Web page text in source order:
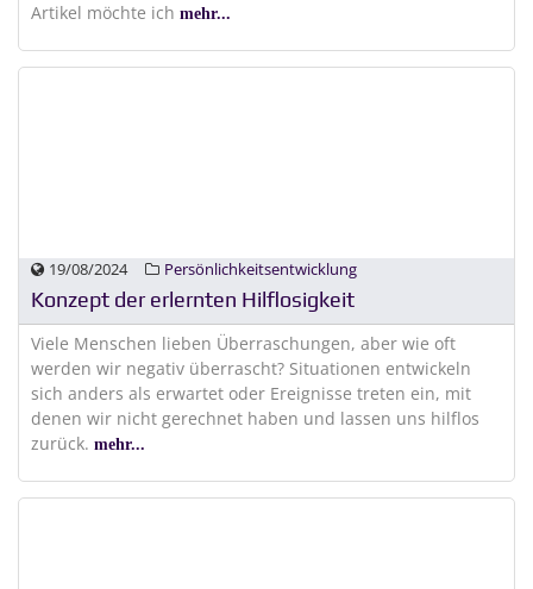
Artikel möchte ich mehr...
19/08/2024 Persönlichkeitsentwicklung
Konzept der erlernten Hilflosigkeit
Viele Menschen lieben Überraschungen, aber wie oft
werden wir negativ überrascht? Situationen entwickeln
sich anders als erwartet oder Ereignisse treten ein, mit
denen wir nicht gerechnet haben und lassen uns hilflos
zurück. mehr...